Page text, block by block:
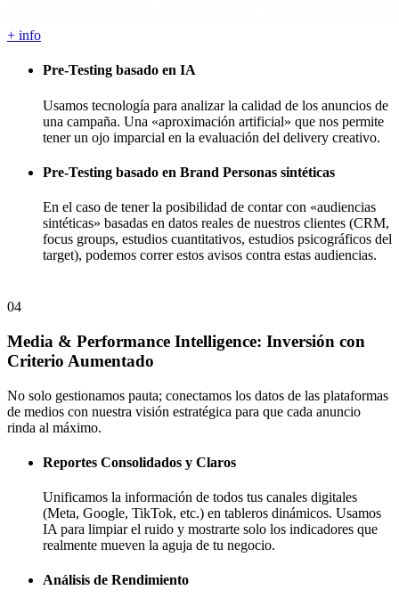
+ info
Pre-Testing basado en IA
Usamos tecnología para analizar la calidad de los anuncios de
una campaña. Una «aproximación artificial» que nos permite
tener un ojo imparcial en la evaluación del delivery creativo.
Pre-Testing basado en Brand Personas sintéticas
En el caso de tener la posibilidad de contar con «audiencias
sintéticas» basadas en datos reales de nuestros clientes (CRM,
focus groups, estudios cuantitativos, estudios psicográficos del
target), podemos correr estos avisos contra estas audiencias.
04
Media & Performance Intelligence: Inversión con
Criterio Aumentado
No solo gestionamos pauta; conectamos los datos de las plataformas
de medios con nuestra visión estratégica para que cada anuncio
rinda al máximo.
Reportes Consolidados y Claros
Unificamos la información de todos tus canales digitales
(Meta, Google, TikTok, etc.) en tableros dinámicos. Usamos
IA para limpiar el ruido y mostrarte solo los indicadores que
realmente mueven la aguja de tu negocio.
Análisis de Rendimiento